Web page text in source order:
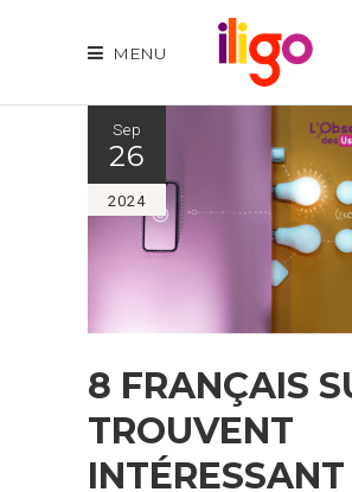
MENU
Sep
26
2024
8 FRANÇAIS
TROUVENT